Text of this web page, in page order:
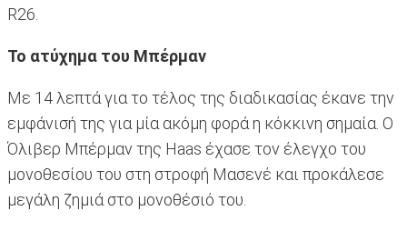
R26.
Το ατύχημα του Μπέρμαν
Με 14 λεπτά για το τέλος της διαδικασίας έκανε την
εμφάνισή της για μία ακόμη φορά η κόκκινη σημαία. Ο
Όλιβερ Μπέρμαν της Haas έχασε τον έλεγχο του
μονοθεσίου του στη στροφή Μασενέ και προκάλεσε
μεγάλη ζημιά στο μονοθέσιό του.